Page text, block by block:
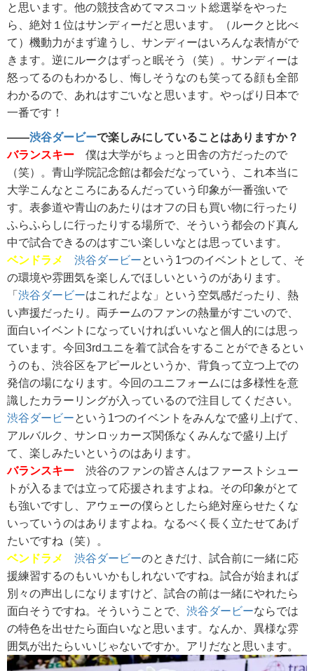
と思います。他の競技含めてマスコット総選挙をやった
ら、絶対１位はサンディーだと思います。（ルークと比べ
て）機動力がまず違うし、サンディーはいろんな表情がで
きます。逆にルークはずっと眠そう（笑）。サンディーは
怒ってるのもわかるし、悔しそうなのも笑ってる顔も全部
わかるので、あれはすごいなと思います。やっぱり日本で
一番です！
――渋谷ダービーで楽しみにしていることはありますか？
バランスキー 僕は大学がちょっと田舎の方だったので
（笑）。青山学院記念館は都会だなっていう、これ本当に
大学こんなところにあるんだっていう印象が一番強いで
す。表参道や青山のあたりはオフの日も買い物に行ったり
ふらふらしに行ったりする場所で、そういう都会のド真ん
中で試合できるのはすごい楽しいなとは思っています。
ベンドラメ
渋谷ダービーという1つのイベントとして、そ
の環境や雰囲気を楽しんでほしいというのがあります。
「 渋谷ダービーはこれだよな」という空気感だったり、熱
い声援だったり。両チームのファンの熱量がすごいので、
面白いイベントになっていければいいなと個人的には思っ
ています。今回3rdユニを着て試合をすることができるとい
うのも、渋谷区をアピールというか、背負って立つ上での
発信の場になります。今回のユニフォームには多様性を意
識したカラーリングが入っているので注目してください。
渋谷ダービーという1つのイベントをみんなで盛り上げて、
アルバルク、サンロッカーズ関係なくみんなで盛り上げ
て、楽しみたいというのはあります。
バランスキー 渋谷のファンの皆さんはファーストシュー
トが入るまでは立って応援されますよね。その印象がとて
も強いですし、アウェーの僕らとしたら絶対座らせたくな
いっていうのはありますよね。なるべく長く立たせてあげ
たいですね（笑）。
ベンドラメ
渋谷ダービーのときだけ、試合前に一緒に応
援練習するのもいいかもしれないですね。試合が始まれば
別々の声出しになりますけど、試合の前は一緒にやれたら
面白そうですね。そういうことで、 渋谷ダービーならでは
の特色を出せたら面白いなと思います。なんか、異様な雰
囲気が出たらいいじゃないですか。アリだなと思います。